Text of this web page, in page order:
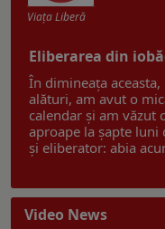
Viaţa Liberă
Eliberarea din
În dimineața
alături, am avut o
calendar și am văzut
aproape la șapte
și eliberator: abia
Video News